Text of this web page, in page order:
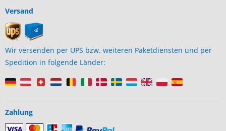
Versand
Wir versenden per UPS bzw. weiteren Paketdiensten und per
Spedition in folgende Länder:
Zahlung